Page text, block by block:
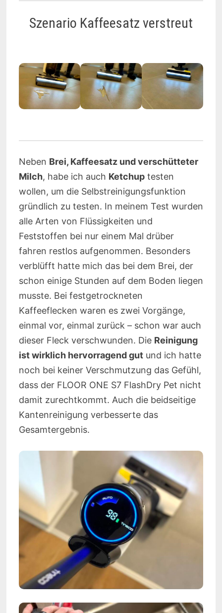
Szenario Kaffeesatz verstreut
Neben Brei, Kaffeesatz und verschütteter
Milch, habe ich auch Ketchuptesten
wollen, um die Selbstreinigungsfunktion
gründlich zu testen. In meinem Test wurden
alle Arten von Flüssigkeiten und
Feststoffen bei nur einem Mal drüber
fahren restlos aufgenommen. Besonders
verblüfft hatte mich das bei dem Brei, der
schon einige Stunden auf dem Boden liegen
musste. Bei festgetrockneten
Kaffeeflecken waren es zwei Vorgänge,
einmal vor, einmal zurück – schon war auch
dieser Fleck verschwunden. Die Reinigung
ist wirklich hervorragend gutund ich hatte
noch bei keiner Verschmutzung das Gefühl,
dass der FLOOR ONE S7 FlashDry Pet nicht
damit zurechtkommt. Auch die beidseitige
Kantenreinigung verbesserte das
Gesamtergebnis.